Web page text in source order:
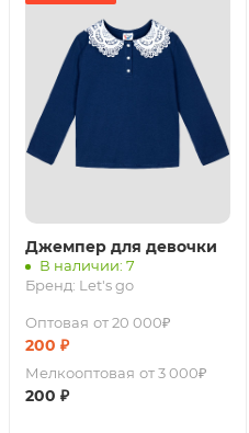
Джемпер для девочки
В наличии: 7
Бренд: Let's go
Оптовая от 20 000₽
200 ₽
Мелкооптовая от 3 000₽
200 ₽